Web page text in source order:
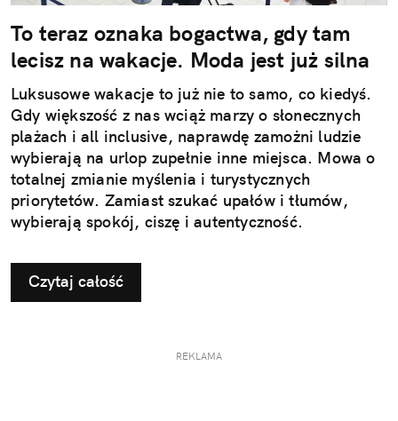
To teraz oznaka bogactwa, gdy tam
lecisz na wakacje. Moda jest już silna
Luksusowe wakacje to już nie to samo, co kiedyś.
Gdy większość z nas wciąż marzy o słonecznych
plażach i all inclusive, naprawdę zamożni ludzie
wybierają na urlop zupełnie inne miejsca. Mowa o
totalnej zmianie myślenia i turystycznych
priorytetów. Zamiast szukać upałów i tłumów,
wybierają spokój, ciszę i autentyczność.
Czytaj całość
REKLAMA